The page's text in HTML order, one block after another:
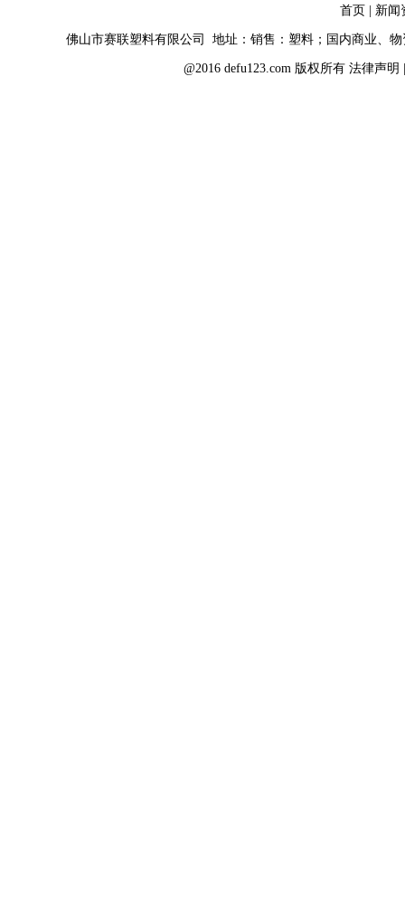
首页 新闻
佛山市赛联塑料有限公司 地址：销售：塑料；国内商业、
@2016 defu123.com 版权所有 法律声明